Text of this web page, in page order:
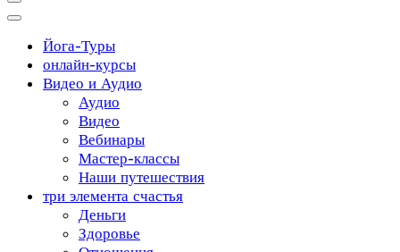
Йога-Туры
онлайн-курсы
Видео и Аудио
Аудио
Видео
Вебинары
Мастер-классы
Наши путешествия
три элемента счастья
Деньги
Здоровье